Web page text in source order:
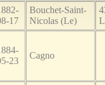
17
Bouchet-Saint-
Nicolas (Le)
23
Cagno